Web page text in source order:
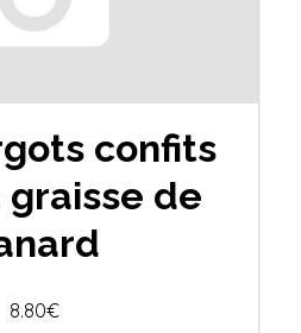
confits
graisse de
8.80€